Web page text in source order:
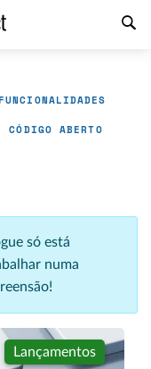
FUNCIONALIDADES
CÓDIGO ABERTO
só está
numa
Lançamentos